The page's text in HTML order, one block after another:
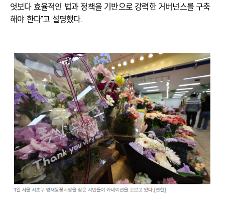
엇보다 효율적인 법과 정책을 기반으로 강력한 거버넌스를 구축
해야 한다”고 설명했다.